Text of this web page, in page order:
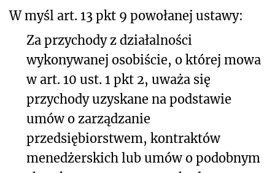
W myśl art. 13 pkt 9 powołanej ustawy:
Za przychody z działalności
wykonywanej osobiście, o której mowa
w art. 10 ust. 1 pkt 2, uważa się
przychody uzyskane na podstawie
umów o zarządzanie
przedsiębiorstwem, kontraktów
menedżerskich lub umów o podobnym